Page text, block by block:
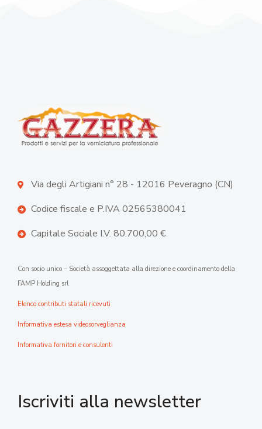
Via degli Artigiani n° 28 - 12016 Peveragno (CN)
Codice fiscale e P.IVA 02565380041
Capitale Sociale I.V. 80.700,00 €
Con socio unico – Società assoggettata alla direzione e coordinamento della
FAMP Holding srl
Elenco contributi statali ricevuti
Informativa estesa videosorveglianza
Informativa fornitori e consulenti
Iscriviti alla newsletter